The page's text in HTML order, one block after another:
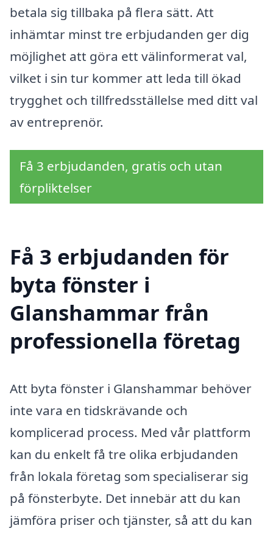
betala sig tillbaka på flera sätt. Att
inhämtar minst tre erbjudanden ger dig
möjlighet att göra ett välinformerat val,
vilket i sin tur kommer att leda till ökad
trygghet och tillfredsställelse med ditt val
av entreprenör.
Få 3 erbjudanden, gratis och utan
förpliktelser
Få 3 erbjudanden för
byta fönster i
Glanshammar från
professionella företag
Att byta fönster i Glanshammar behöver
inte vara en tidskrävande och
komplicerad process. Med vår plattform
kan du enkelt få tre olika erbjudanden
från lokala företag som specialiserar sig
på fönsterbyte. Det innebär att du kan
jämföra priser och tjänster, så att du kan